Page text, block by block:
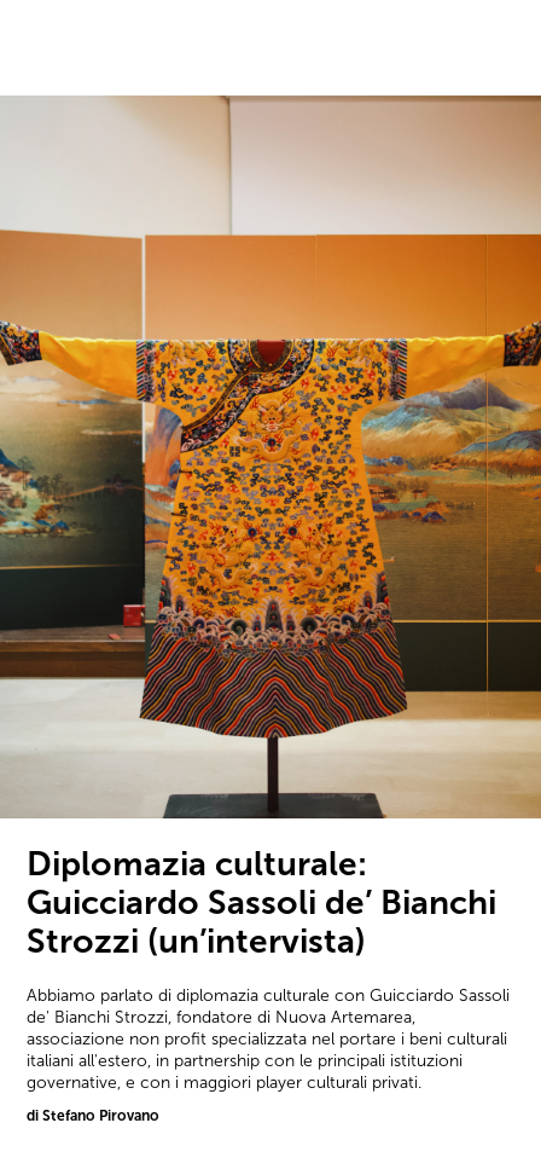
Diplomazia culturale:
Guicciardo Sassoli de’ Bianchi
Strozzi (un’intervista)
Abbiamo parlato di diplomazia culturale con Guicciardo Sassoli
de' Bianchi Strozzi, fondatore di Nuova Artemarea,
associazione non profit specializzata nel portare i beni culturali
italiani all'estero, in partnership con le principali istituzioni
governative, e con i maggiori player culturali privati.
di Stefano Pirovano